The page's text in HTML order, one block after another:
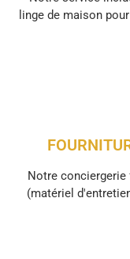
linge de maison
Notre
(matériel